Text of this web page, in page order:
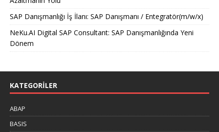
SAP Danışmanlığı İş İlanı: SAP Danışmanı / Entegratör(m/w/x)
NeKu.AI Digital SAP Consultant: SAP Danışmanlığında Yeni
Dönem
KATEGORILER
ABAP
BASIS